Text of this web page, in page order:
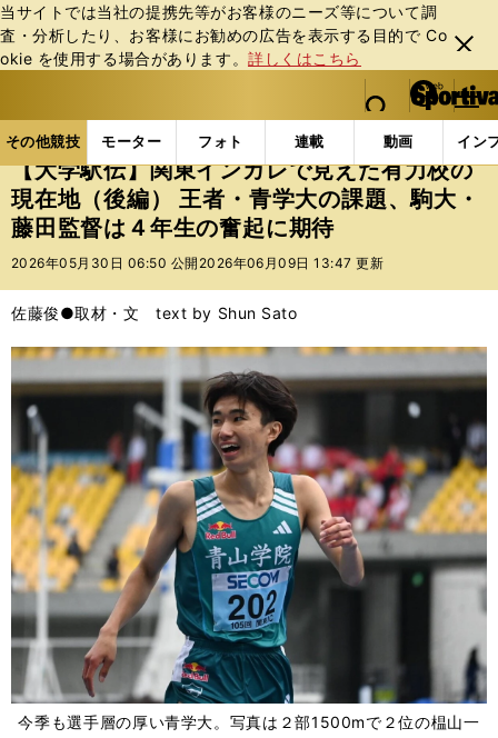
当サイトでは当社の提携先等がお客様のニーズ等について調
査・分析したり、お客様にお勧めの広告を表⽰する⽬的で Co
okie を使⽤する場合があります。詳しくはこちら
閉じ
る
web Sportiva (webスポルティーバ)
検索
マイペ
ー
ジ
メニュ
その他競技 モーター フォト 連載 動画 イン
ス
ポ
ル
テ
ー
バ
その他競技の記事一覧 陸上 【大学駅伝】関東イン
【大学駅伝】関東インカレで見えた有力校の
現在地（後編） 王者・青学大の課題、駒大・
藤田監督は４年生の奮起に期待
2026年05月30日 06:50 公開 2026年06月09日 13:47 更新
佐藤俊●取材・文 text by Shun Sato
今季も選手層の厚い青学大。写真は２部1500mで２位の榅山一